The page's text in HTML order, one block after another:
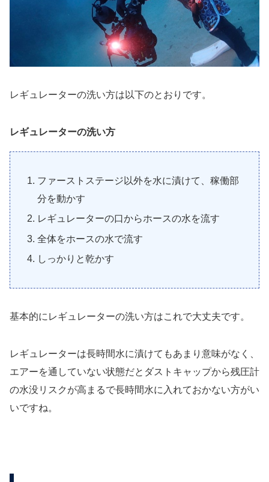
レギュレーターの洗い方は以下のとおりです。
レギュレーターの洗い方
ファーストステージ以外を水に漬けて、稼働部
分を動かす
レギュレーターの口からホースの水を流す
全体をホースの水で流す
しっかりと乾かす
基本的にレギュレーターの洗い方はこれで大丈夫です。
レギュレーターは長時間水に漬けてもあまり意味がなく、
エアーを通していない状態だとダストキャップから残圧計
の水没リスクが高まるで長時間水に入れておかない方がい
いですね。